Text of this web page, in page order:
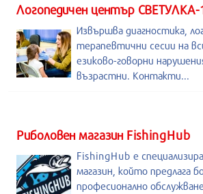
Логопедичен център СВЕТУЛКА-
Извършва диагностика,
терапевтични сесии на
езиково-говорни
възрастни. Контакти...
Риболовен магазин FishingHub
FishingHub е
магазин, който предлага
професионално